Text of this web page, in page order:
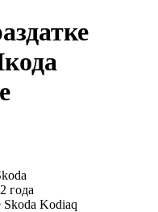
года
Skoda Kodiaq